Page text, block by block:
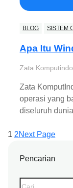
BLOG SISTEM
Apa Itu
Zata Komputindo
Zata
operasi yang
diseluruh
1 2Next Page
Pencarian
S